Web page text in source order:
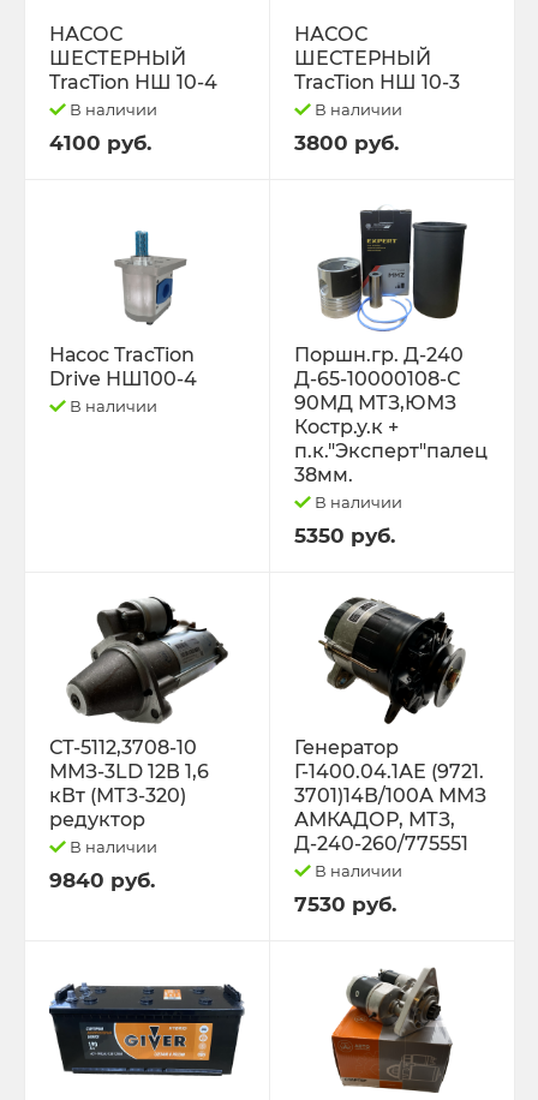
НАСОС
ШЕСТЕРНЫЙ
TracTion НШ 10-4
В наличии
4100 руб.
НАСОС
ШЕСТЕРНЫЙ
TracTion НШ 10-3
В наличии
3800 руб.
Насос TracTion
Drive НШ100-4
В наличии
Поршн.гр. Д-240
Д-65-10000108-С
90МД МТЗ,ЮМЗ
Костр.у.к +
п.к."Эксперт"палец
38мм.
В наличии
5350 руб.
СТ-5112,3708-10
ММЗ-3LD 12В 1,6
кВт (МТЗ-320)
редуктор
В наличии
9840 руб.
Генератор
Г-1400.04.1АЕ (9721.
3701)14В/100А ММЗ
АМКАДОР, МТЗ,
Д-240-260/775551
В наличии
7530 руб.
Свободный код
СЕЛЬХОЗ-МАШИНЫ
ТО-49 , ТО-30. ТО-28
ТОПЛИВОПРОВОДЫ.
Трактор ДТ-175 (ВОЛГАРЬ). ВТ-100
Трактор ДТ-75,Т-4,ТДТ-55 дв.А-41/01,
Трактор К-701 К-744 К-702
Трактор МТЗ-1221 1522 1523 1025 2022.3
Д-260
Трактор МТЗ-320
Трактор МТЗ-82 Д-243 Д-245
Трактор Т-130,170
Трактор Т-25,Т-16 Т-30 Т-45 Т-2048
Трактор Т-40, ЛТЗ-55/60 (Д-144)